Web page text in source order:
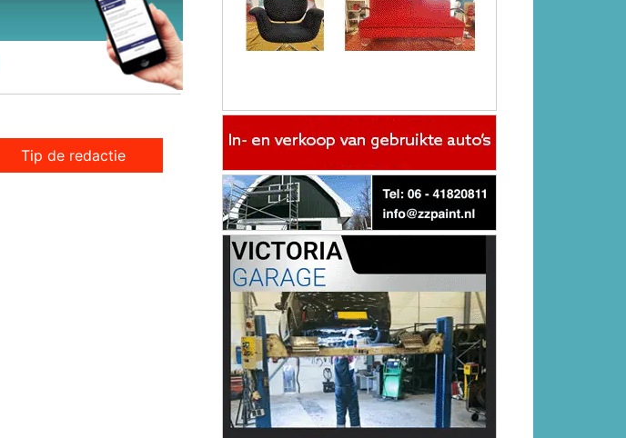
Tip de redactie